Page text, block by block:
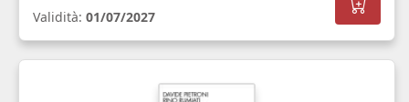
Validità: 01/07/2027